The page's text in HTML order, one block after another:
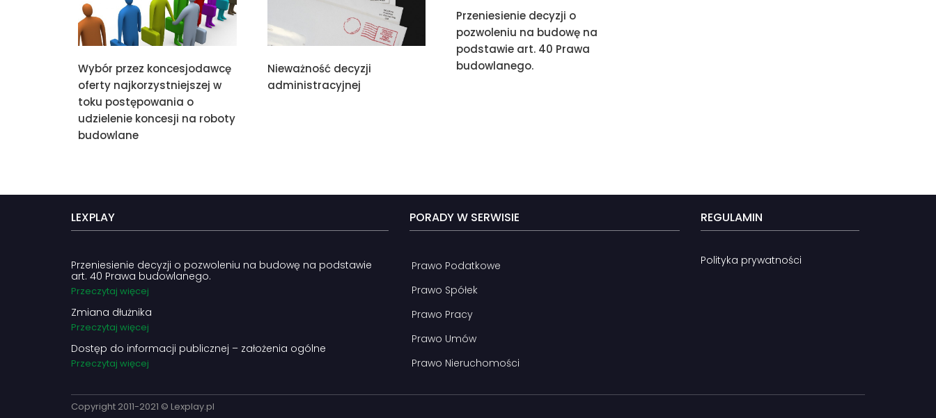
Wybór przez koncesjodawcę
oferty najkorzystniejszej w
toku postępowania o
udzielenie koncesji na roboty
budowlane
Nieważność decyzji
administracyjnej
Przeniesienie decyzji o
pozwoleniu na budowę na
podstawie art. 40 Prawa
budowlanego.
LEXPLAY
Przeniesienie decyzji o pozwoleniu na budowę na podstawie
art. 40 Prawa budowlanego.
Przeczytaj więcej
Zmiana dłużnika
Przeczytaj więcej
Dostęp do informacji publicznej – założenia ogólne
Przeczytaj więcej
PORADY W SERWISIE
Prawo Podatkowe
Prawo Spółek
Prawo Pracy
Prawo Umów
Prawo Nieruchomości
REGULAMIN
Polityka prywatności
Copyright 2011-2021 © Lexplay.pl​